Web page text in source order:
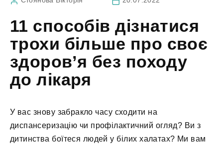
11 способів дізнатися
трохи більше про своє
здоров’я без походу
до лікаря
У вас знову забракло часу сходити на
диспансеризацію чи профілактичний огляд? Ви з
дитинства боїтеся людей у білих халатах? Ми вам